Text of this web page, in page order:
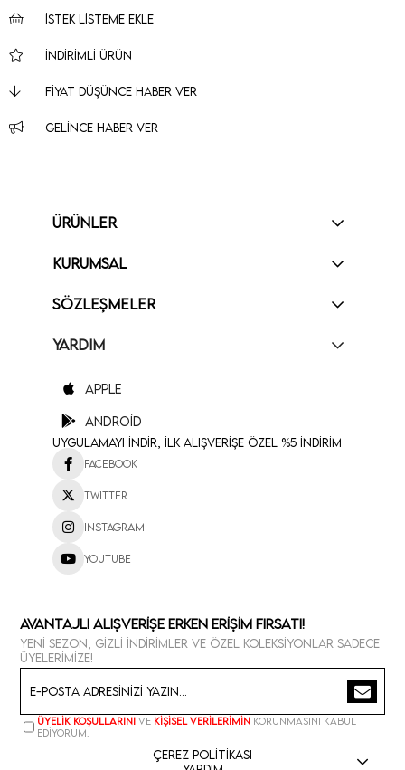
İSTEK LISTEME EKLE
İNDIRIMLI ÜRÜN
FIYAT DÜŞÜNCE HABER VER
GELINCE HABER VER
ÜRÜNLER
KURUMSAL
SÖZLEŞMELER
YARDIM
Apple
Android
Uygulamayı İndir, İlk Alışverişe Özel %5 İndirim
Facebook
Twitter
Instagram
Youtube
Avantajlı Alışverişe Erken Erişim Fırsatı!
Yeni sezon, gizli indirimler ve özel koleksiyonlar sadece
üyelerimize!
Üyelik koşullarını ve kişisel verilerimin korunmasını kabul
ediyorum.
Çerez Politikası